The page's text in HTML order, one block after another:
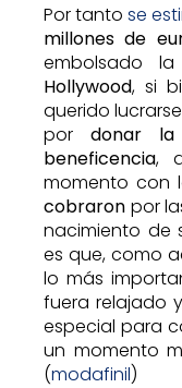
Por tanto se
millones de
embolsado
Hollywood, si
querido
por donar
beneficencia,
momento con
cobraron por
nacimiento de
es que, como
lo más
fuera relajado
especial para
un momento
(modafinil)